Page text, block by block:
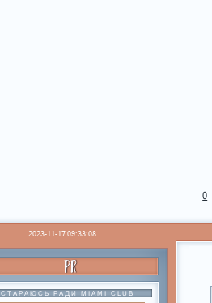
0
2023-11-17 09:33:08
PR
СТАРАЮСЬ РАДИ MIAMI CLUB